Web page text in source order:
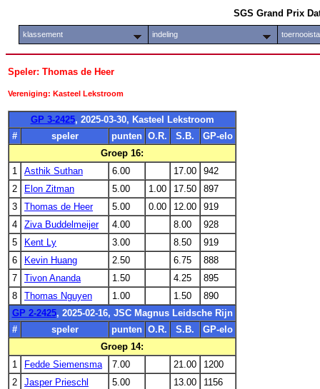
SGS Grand Prix
klassement indeling
Speler: Thomas de Heer
Vereniging: Kasteel Lekstroom
GP 3-2425, 2025-03-30, Kasteel Lekstroom
#
speler punten O.R. S.B.
GP-elo
Groep 16:
1
Asthik Suthan 6.00 17.00
942
2
Elon Zitman 5.00 1.00 17.50
897
3
Thomas de Heer 5.00 0.00 12.00
919
4
Ziva Buddelmeijer 4.00 8.00
928
5
Kent Ly 3.00 8.50
919
6
Kevin Huang 2.50 6.75
888
7
Tivon Ananda 1.50 4.25
895
8
Thomas Nguyen 1.00 1.50
890
GP 2-2425, 2025-02-16, JSC Magnus Leidsche Rijn
#
speler punten O.R. S.B.
GP-elo
Groep 14:
1
Fedde Siemensma 7.00 21.00
1200
2
Jasper Prieschl 5.00 13.00
1156